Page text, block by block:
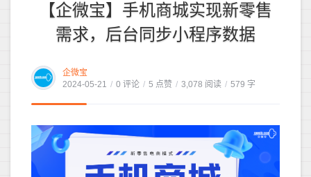
【企微宝】手机商城实现新零售
需求，后台同步小程序数据
企微宝
2024-05-21 / 0 评论 / 5 点赞 / 3,078 阅读 / 579 字